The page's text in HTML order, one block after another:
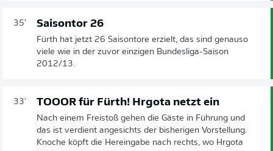
35' Saisontor 26
Fürth hat jetzt 26 Saisontore erzielt, das sind genauso
viele wie in der zuvor einzigen Bundesliga-Saison
2012/13.
33' TOOOR für Fürth! Hrgota netzt ein
Nach einem Freistoß gehen die Gäste in Führung und
das ist verdient angesichts der bisherigen Vorstellung.
Knoche köpft die Hereingabe nach rechts, wo Hrgota